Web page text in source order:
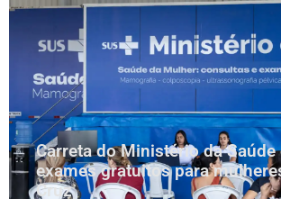
Carreta do Ministério da Saúde
exames gratuitos para
Cruz